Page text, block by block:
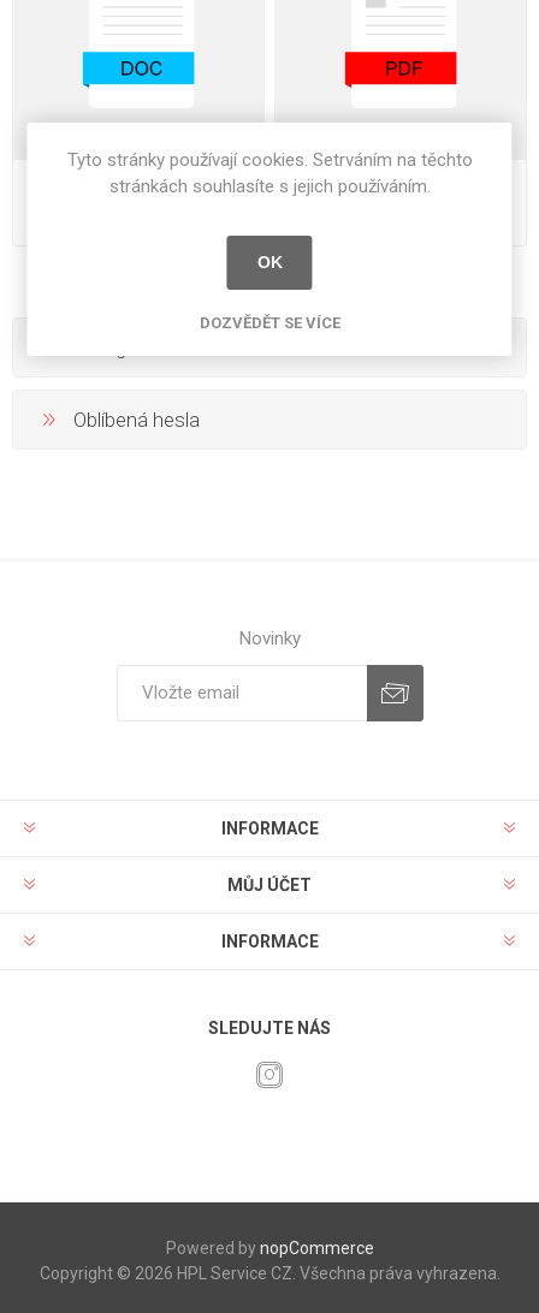
Unilin Dekorativní panely
Unilin Dekorativní panely
Oblíbená hesla
Novinky
INFORMACE
MŮJ ÚČET
INFORMACE
SLEDUJTE NÁS
Powered bynopCommerce
Copyright © 2026 HPL Service CZ. Všechna práva vyhrazena.
Tyto stránky používají cookies. Setrváním na těchto
stránkách souhlasíte s jejich používáním.
OK
DOZVĚDĚT SE VÍCE